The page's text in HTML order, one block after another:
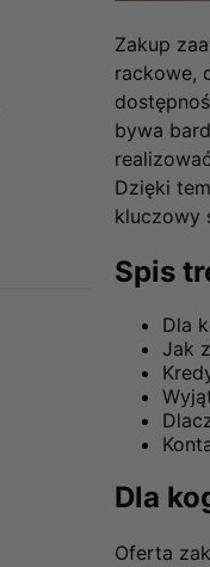
Zakup
rackowe,
bywa
Dzięki
kluczowy
Spis
Dla
Jak
Dla
Oferta